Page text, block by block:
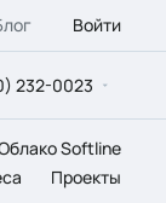
Войти
232-0023
Softline
Проекты